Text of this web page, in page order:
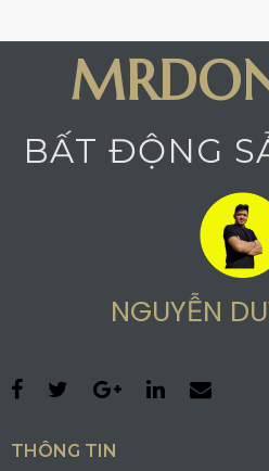
BẤT ĐỘNG
NGUYỄN
THÔNG TIN